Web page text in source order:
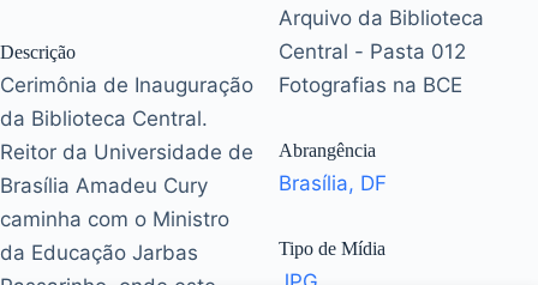
Descrição
Cerimônia de Inauguração
da Biblioteca Central.
Reitor da Universidade de
Brasília Amadeu Cury
caminha com o Ministro
da Educação Jarbas
Arquivo da Biblioteca
Central - Pasta 012
Fotografias na BCE
Abrangência
Brasília, DF
Tipo de Mídia